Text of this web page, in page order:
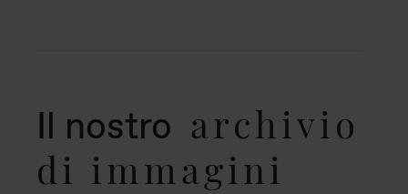
Il nostro archivio
di immagini